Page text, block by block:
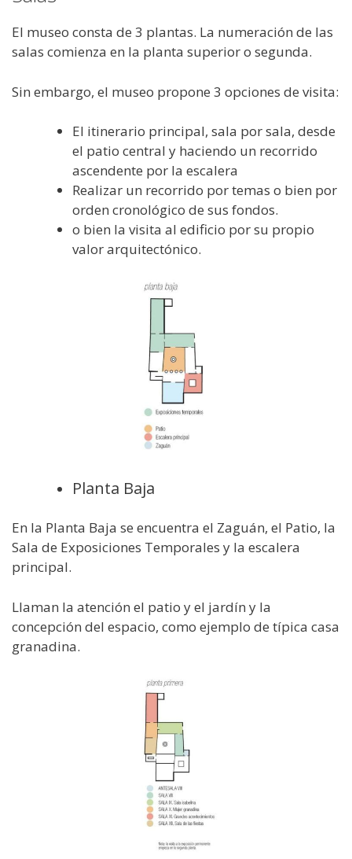
El museo consta de 3 plantas. La numeración de las
salas comienza en la planta superior o segunda.
Sin embargo, el museo propone 3 opciones de visita:
El itinerario principal, sala por sala, desde
el patio central y haciendo un recorrido
ascendente por la escalera
Realizar un recorrido por temas o bien por
orden cronológico de sus fondos.
o bien la visita al edificio por su propio
valor arquitectónico.
Planta Baja
En la Planta Baja se encuentra el Zaguán, el Patio, la
Sala de Exposiciones Temporales y la escalera
principal.
Llaman la atención el patio y el jardín y la
concepción del espacio, como ejemplo de típica casa
granadina.